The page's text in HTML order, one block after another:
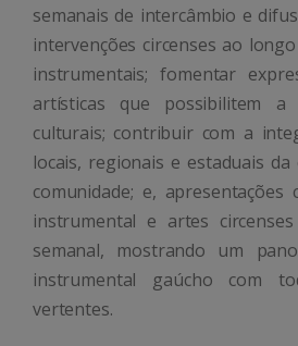
semanais de intercâmbio e
intervenções circenses ao
instrumentais; fomentar
artísticas que possibilitem
culturais; contribuir com a
locais, regionais e estaduais
comunidade; e, apresentações
instrumental e artes
semanal, mostrando um
instrumental gaúcho com
vertentes.